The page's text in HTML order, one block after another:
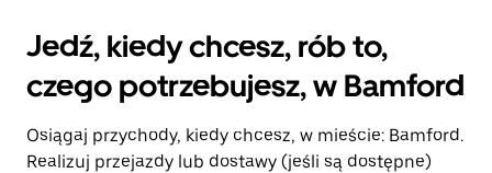
Jedź, kiedy chcesz, rób to,
czego potrzebujesz, w Bamford
Osiągaj przychody, kiedy chcesz, w mieście: Bamford.
Realizuj przejazdy lub dostawy (jeśli są dostępne)